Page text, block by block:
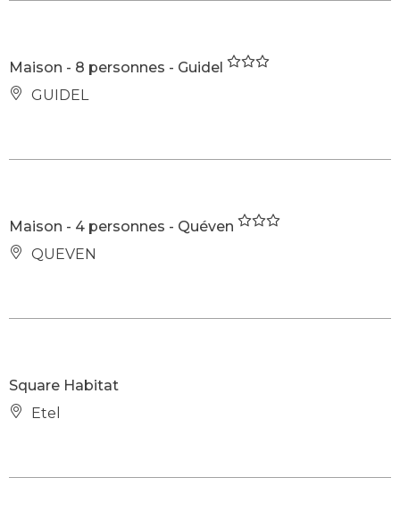
Maison - 8 personnes - Guidel
GUIDEL
Maison - 4 personnes - Quéven
QUEVEN
Square Habitat
Etel